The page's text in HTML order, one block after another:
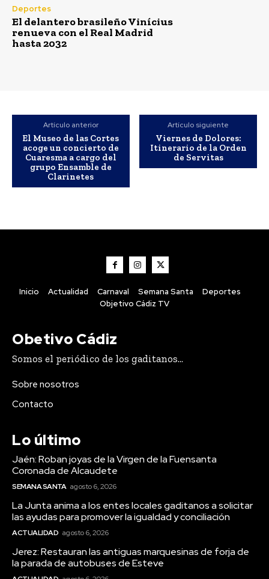
Deportes
El delantero brasileño Vinícius
renueva con el Real Madrid
hasta 2032
Artículo anterior
El Museo de las Cortes
acoge un concierto de
Cuaresma a cargo del
grupo Ensamble de
Clarinetes
Artículo siguiente
Viernes de Dolores:
Itinerario de la Orden
de Servitas
Inicio Actualidad Carnaval Semana Santa
Deportes
Objetivo Cádiz TV
Obetivo Cádiz
Somos el periódico de los gaditanos...
Sobre nosotros
Contacto
Lo último
Jaén: Roban joyas de la Virgen de la Fuensanta
Coronada de Alcaudete
SEMANA SANTA agosto 6, 2026
La Junta anima a los entes locales gaditanos a solicitar
las ayudas para promover la igualdad y conciliación
ACTUALIDAD agosto 6, 2026
Jerez: Restauran las antiguas marquesinas de forja de
la parada de autobuses de Esteve